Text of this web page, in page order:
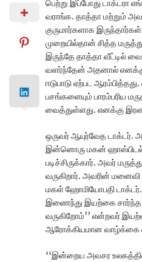
பெற்று இப்போது டாக்டரா
வராங்க. தாத்தா மற்றும்
குருமார்களாக
முறையில்தான் சித்த
இருந்தே தாத்தா வீட்டில்
வளர்ந்தேன் அதனால்
ஈடுபாடு ஏற்பட
பசங்களையும் பாரம்பரிய
வைத்துள்ளது. எனக்கு
ஒருவர் ஆயுர்வேத டாக்டர்.
இன்னொரு மகன் ஹாஸ்பிடல்
படிச்சிருக்கார். அவர்
வருகிறார். அவரின்
மகள் ஹோமியோபதி
இணைந்து இயற்கை சார்ந்த
வருகிறோம்’’ என்றவர்
ஆரோக்கியமான வாழ்க்கை
‘‘இன்றைய அவசர